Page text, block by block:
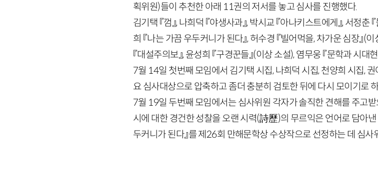
획위원)들이 추천한 아래 11권의 저서를 놓고 심사를 진행했다.
김기택 『껌』, 나희덕 『야생사과』, 박시교 『아나키스트에게』, 서정춘
희 『나는 가끔 우두커니가 된다』, 허수경 『빌어먹을, 차가운 심장』(이
『대설주의보』, 윤성희 『구경꾼들』(이상 소설), 염무웅 『문학과 시대현
7월 14일 첫번째 모임에서 김기택 시집, 나희덕 시집, 천양희 시집,
요 심사대상으로 압축하고 좀더 충분히 검토한 뒤에 다시 모이기로
7월 19일 두번째 모임에서는 심사위원 각자가 솔직한 견해를 주고
시에 대한 경건한 성찰을 오랜 시력(詩歷)의 무르익은 언어로 담아
두커니가 된다』를 제 26회 만해문학상 수상작으로 선정하는 데 심사